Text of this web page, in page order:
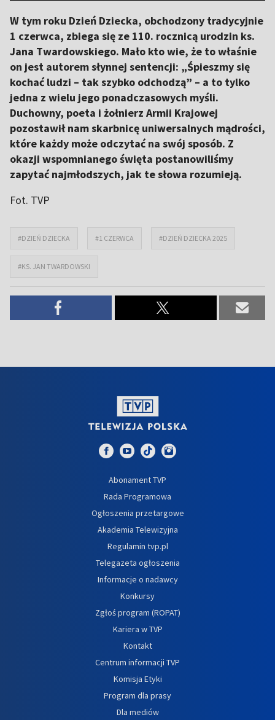
W tym roku Dzień Dziecka, obchodzony tradycyjnie
1 czerwca, zbiega się ze 110. rocznicą urodzin ks.
Jana Twardowskiego. Mało kto wie, że to właśnie
on jest autorem słynnej sentencji: „Śpieszmy się
kochać ludzi – tak szybko odchodzą” – a to tylko
jedna z wielu jego ponadczasowych myśli.
Duchowny, poeta i żołnierz Armii Krajowej
pozostawił nam skarbnicę uniwersalnych mądrości,
które każdy może odczytać na swój sposób. Z
okazji wspomnianego święta postanowiliśmy
zapytać najmłodszych, jak te słowa rozumieją.
Fot. TVP
#DZIEŃ DZIECKA #1 CZERWCA #DZIEŃ DZIECKA 2025
#KS. JAN TWARDOWSKI
Abonament TVP
Rada Programowa
Ogłoszenia przetargowe
Akademia Telewizyjna
Regulamin tvp.pl
Telegazeta ogłoszenia
Informacje o nadawcy
Konkursy
Zgłoś program (ROPAT)
Kariera w TVP
Kontakt
Centrum informacji TVP
Komisja Etyki
Program dla prasy
Dla mediów